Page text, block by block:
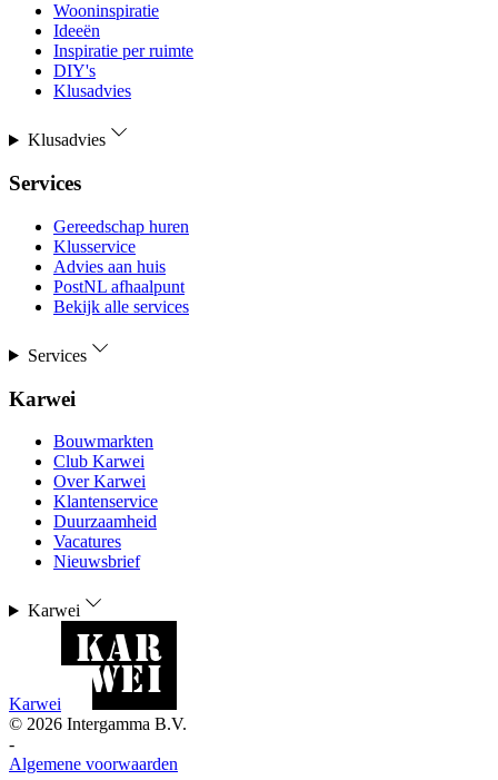
Wooninspiratie
Ideeën
Inspiratie per ruimte
DIY's
Klusadvies
Klusadvies
Services
Gereedschap huren
Klusservice
Advies aan huis
PostNL afhaalpunt
Bekijk alle services
Services
Karwei
Bouwmarkten
Club Karwei
Over Karwei
Klantenservice
Duurzaamheid
Vacatures
Nieuwsbrief
Karwei
Karwei
© 2026 Intergamma B.V.
-
Algemene voorwaarden